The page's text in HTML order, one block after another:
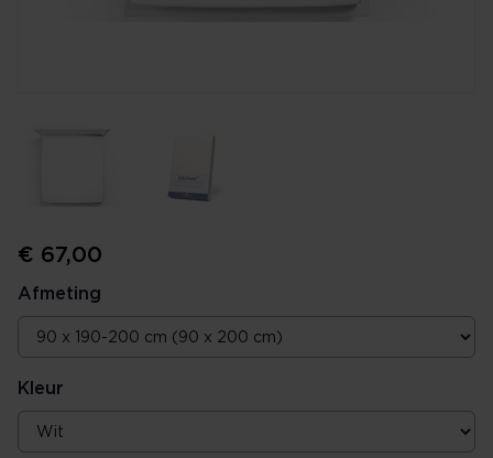
€ 67,00
Afmeting
Kleur